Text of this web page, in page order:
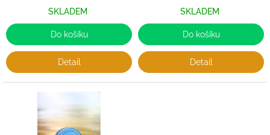
SKLADEM
Do košíku
Detail
SKLADEM
Do košíku
Detail